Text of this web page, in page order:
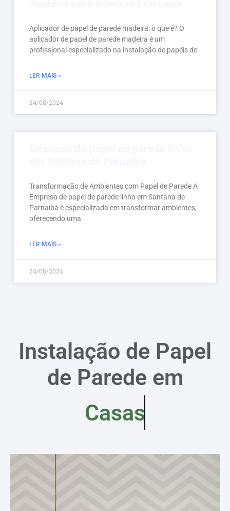
Aplicador de papel de parede madeira: o que é? O
aplicador de papel de parede madeira é um
profissional especializado na instalação de papéis de
LER MAIS »
24/08/2024
Transformação de Ambientes com Papel de Parede A
Empresa de papel de parede linho em Santana de
Parnaíba é especializada em transformar ambientes,
oferecendo uma
LER MAIS »
24/08/2024
Instalação de Papel
de Parede em
Casas